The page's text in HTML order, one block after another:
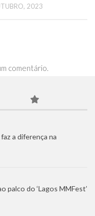
2023
comentário.
a diferença na
palco do ‘Lagos MMFest’